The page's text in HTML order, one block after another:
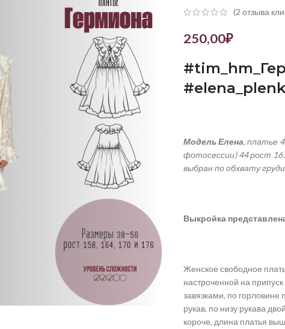
(2 отзыва
250,00₽
#tim hm
#elena
Модель Елена, платье
фотосессии) 44 рост
выбран по обхвату
Выкройка
Женское свободное
настроченной на
завязками, по горловине
рукав, по низу рукава
короче, длина платья